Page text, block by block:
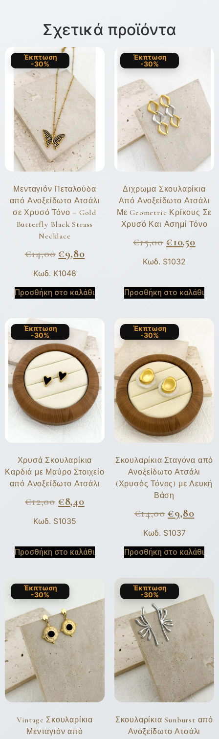
Σχετικά προϊόντα
Έκπτωση
-30%
Μενταγιόν Πεταλούδα
από Ανοξείδωτο Ατσάλι
σε Χρυσό Τόνο – Gold
Butterfly Black Strass
Necklace
€14,00 €9,80
Κωδ. K1048
Προσθήκη στο καλάθι
Έκπτωση
-30%
Διχρωμα Σκουλαρίκια
Από Ανοξείδωτο Ατσάλι
Με Geometric Κρίκους Σε
Χρυσό Και Ασημί Τόνο
€15,00 €10,50
Κωδ. S1032
Προσθήκη στο καλάθι
Έκπτωση
-30%
Χρυσά Σκουλαρίκια
Καρδιά με Μαύρο Στοιχείο
από Ανοξείδωτο Ατσάλι
€12,00 €8,40
Κωδ. S1035
Προσθήκη στο καλάθι
Έκπτωση
-30%
Σκουλαρίκια Σταγόνα από
Ανοξείδωτο Ατσάλι
(Χρυσός Τόνος) με Λευκή
Βάση
€14,00 €9,80
Κωδ. S1037
Προσθήκη στο καλάθι
Έκπτωση
-30%
Vintage Σκουλαρίκια
Μενταγιόν από
Έκπτωση
-30%
Σκουλαρίκια Sunburst από
Ανοξείδωτο Ατσάλι